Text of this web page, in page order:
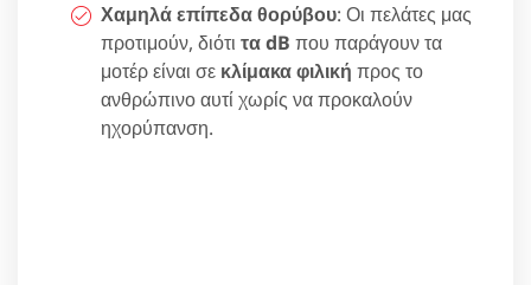
Χαμηλά επίπεδα θορύβου: Οι πελάτες μας
προτιμούν, διότι τα dB που παράγουν τα
μοτέρ είναι σε κλίμακα φιλική προς το
ανθρώπινο αυτί χωρίς να προκαλούν
ηχορύπανση.